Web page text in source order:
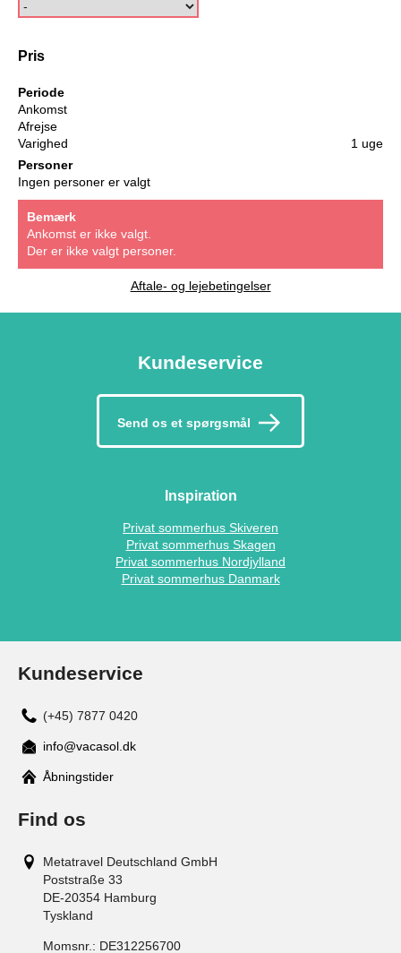
Pris
Periode
Ankomst
Afrejse
Varighed
1 uge
Personer
Ingen personer er valgt
Bemærk
Ankomst er ikke valgt.
Der er ikke valgt personer.
Aftale- og lejebetingelser
Kundeservice
Send os et spørgsmål
Inspiration
Privat sommerhus Skiveren
Privat sommerhus Skagen
Privat sommerhus Nordjylland
Privat sommerhus Danmark
Kundeservice
(+45) 7877 0420
info@vacasol.dk
Åbningstider
Find os
Metatravel Deutschland GmbH
Poststraße 33
DE-20354 Hamburg
Tyskland
Momsnr.: DE312256700